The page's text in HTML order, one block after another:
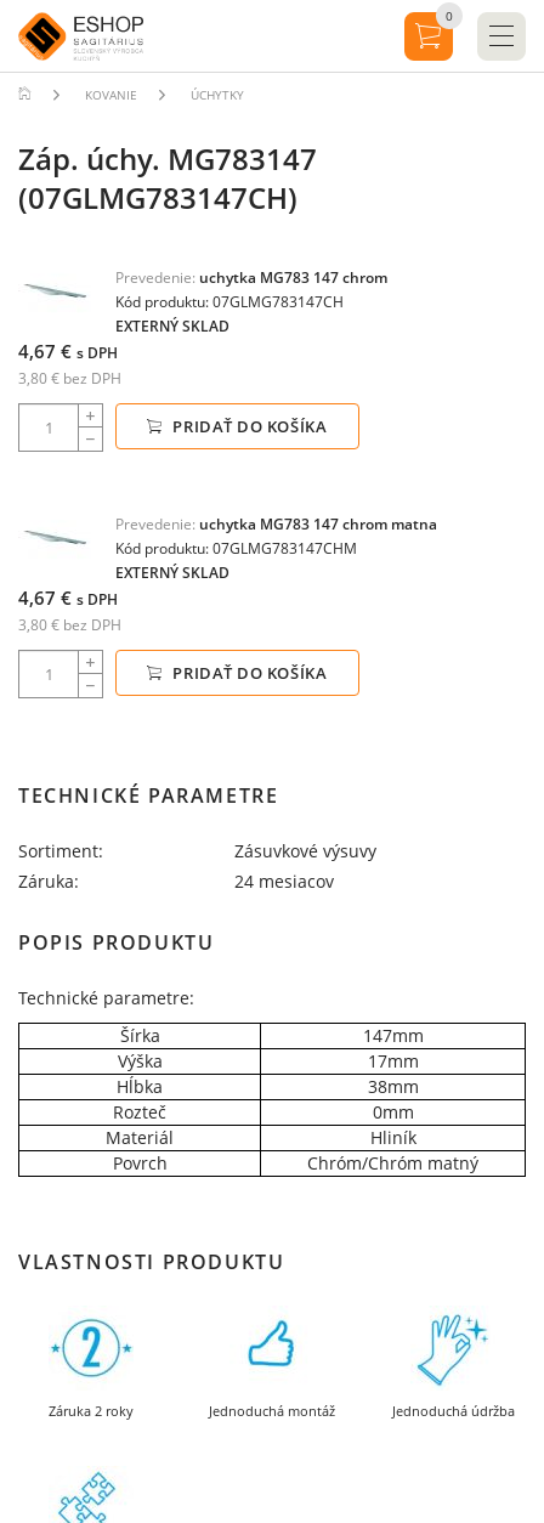
KOVANIE ÚCHYTKY
Záp. úchy. MG783147
(07GLMG783147CH)
Prevedenie: uchytka MG783 147 chrom
Kód produktu: 07GLMG783147CH
EXTERNÝ SKLAD
4,67 € s DPH
3,80 € bez DPH
PRIDAŤ DO KOŠÍKA
Prevedenie: uchytka MG783 147 chrom matna
Kód produktu: 07GLMG783147CHM
EXTERNÝ SKLAD
4,67 € s DPH
3,80 € bez DPH
PRIDAŤ DO KOŠÍKA
TECHNICKÉ PARAMETRE
Sortiment:
Zásuvkové výsuvy
Záruka:
24 mesiacov
POPIS PRODUKTU
Technické parametre:
Šírka
147mm
Výška
17mm
Hĺbka
38mm
Rozteč
0mm
Materiál
Hliník
Povrch
Chróm/Chróm matný
VLASTNOSTI PRODUKTU
Záruka 2 roky Jednoduchá montáž Jednoduchá údržba
0